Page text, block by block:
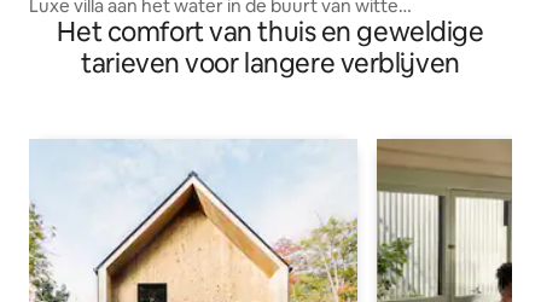
Luxe villa aan het water in de buurt van witte
zandeilanden
Het comfort van thuis en geweldige
tarieven voor langere verblijven